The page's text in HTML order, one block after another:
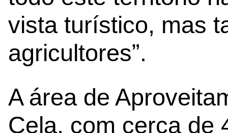
vista turístico, mas
agricultores”.
A área de
Cela, com cerca de